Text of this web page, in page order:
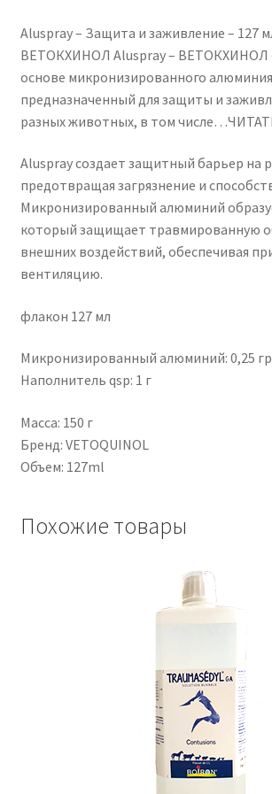
Aluspray – Защита и заживление – 127
ВЕТОКХИНОЛ Aluspray – ВЕТОКХИНОЛ
основе микронизированного
предназначенный для защиты и
разных животных, в том
Aluspray создает защитный барьер на
предотвращая загрязнение и
Микронизированный алюминий
который защищает травмированную
внешних воздействий, обеспечивая
вентиляцию.
флакон 127 мл
Микронизированный алюминий: 0,25
Наполнитель qsp: 1 г
Масса: 150 г
Бренд: VETOQUINOL
Объем: 127ml
Похожие товары